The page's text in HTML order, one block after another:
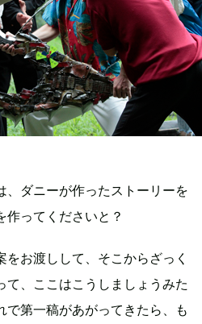
ダニーが作ったストーリーを
作ってくださいと？
をお渡しして、そこからざっく
て、ここはこうしましょうみた
で第一稿があがってきたら、も